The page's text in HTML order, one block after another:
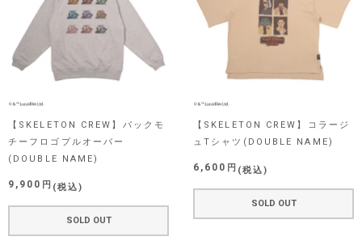
【SKELETON CREW】バックモ
チーフロゴプルオーバー
(DOUBLE NAME)
9,900 税込
SOLD OUT
【SKELETON CREW】コラージ
ュTシャツ(DOUBLE NAME)
6,600 税込
SOLD OUT